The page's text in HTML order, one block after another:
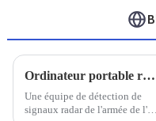
Ordinateur portable robuste Univitech C159 pour le système de détection EMR
Une équipe de détection de
signaux radar de l'armée de l'air